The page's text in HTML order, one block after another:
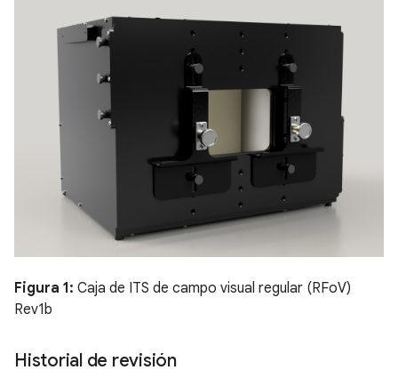
Figura 1: Caja de ITS de campo visual regular (RFoV)
Rev1b
Historial de revisión